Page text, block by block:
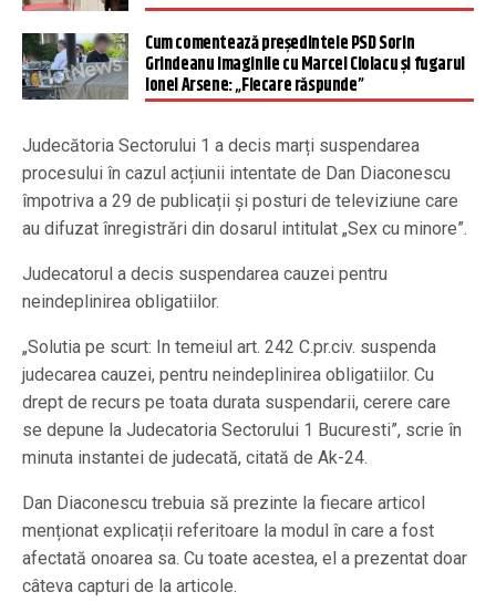
Cum comentează președintele PSD Sorin
Grindeanu imaginile cu Marcel Ciolacu şi fugarul
Ionel Arsene: „Fiecare răspunde”
Judecătoria Sectorului 1 a decis marți suspendarea
procesului în cazul acțiunii intentate de Dan Diaconescu
împotriva a 29 de publicații și posturi de televiziune care
au difuzat înregistrări din dosarul intitulat „Sex cu minore”.
Judecatorul a decis suspendarea cauzei pentru
neindeplinirea obligatiilor.
„Solutia pe scurt: In temeiul art. 242 C.pr.civ. suspenda
judecarea cauzei, pentru neindeplinirea obligatiilor. Cu
drept de recurs pe toata durata suspendarii, cerere care
se depune la Judecatoria Sectorului 1 Bucuresti”, scrie în
minuta instantei de judecată, citată de Ak-24.
Dan Diaconescu trebuia să prezinte la fiecare articol
menționat explicații referitoare la modul în care a fost
afectată onoarea sa. Cu toate acestea, el a prezentat doar
câteva capturi de la articole.